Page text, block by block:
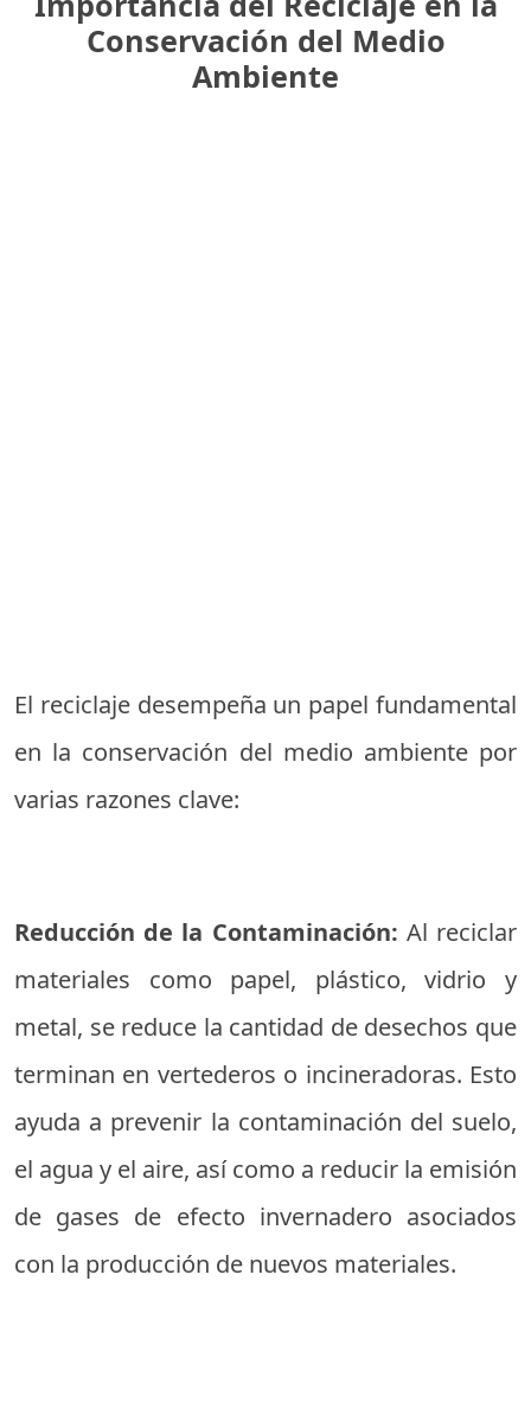
Conservación del Medio
Ambiente
El reciclaje desempeña un papel fundamental
en la conservación del medio ambiente por
varias razones clave:
Reducción de la Contaminación: Al reciclar
materiales como papel, plástico, vidrio y
metal, se reduce la cantidad de desechos que
terminan en vertederos o incineradoras. Esto
ayuda a prevenir la contaminación del suelo,
el agua y el aire, así como a reducir la emisión
de gases de efecto invernadero asociados
con la producción de nuevos materiales.